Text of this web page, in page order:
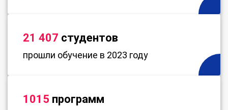
21 407 студентов
прошли обучение в 2023 году
1015 программ